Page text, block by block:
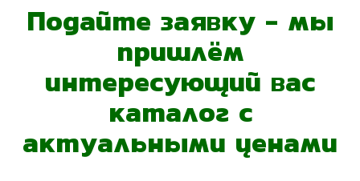
Подайте заявку - мы
пришлём
интересующий вас
каталог с
актуальными ценами